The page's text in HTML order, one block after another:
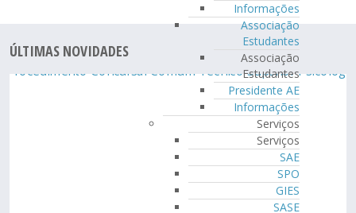
Informações
Associação
Estudantes
Associação
Estudantes
Presidente AE
Informações
Serviços
Serviços
SAE
SPO
GIES
SASE
ÚLTIMAS NOVIDADES